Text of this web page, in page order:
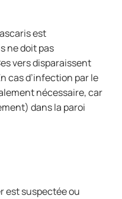
est
ne doit pas
vers disparaissent
cas d’infection par le
nécessaire, car
dans la paroi
est suspectée ou